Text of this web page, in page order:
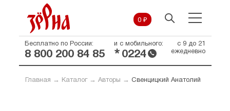
0 ₽
Бесплатно по России:
8 800 200 84 85
и с мобильного:
* 0224
с 9 до 21
ежедневно
Главная → Каталог→ Авторы → Свенцицкий Анатолий